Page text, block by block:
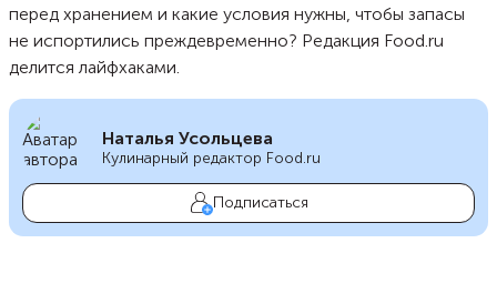
перед хранением и какие условия нужны, чтобы запасы
не испортились преждевременно? Редакция Food.ru
делится лайфхаками.
Наталья Усольцева
Кулинарный редактор Food.ru
Подписаться